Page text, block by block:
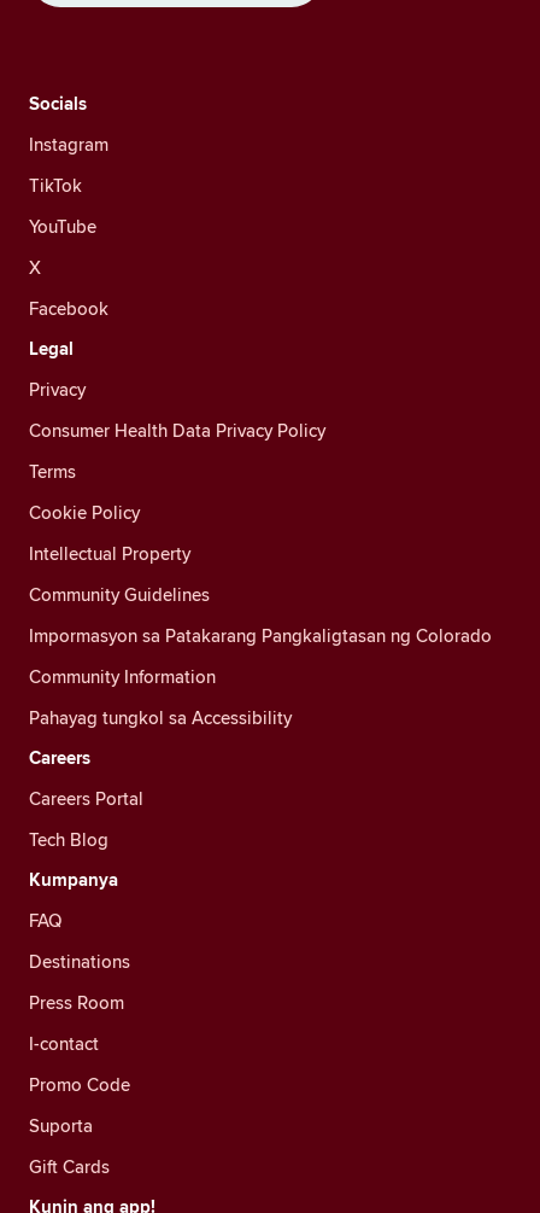
Socials
Instagram
TikTok
YouTube
X
Facebook
Legal
Privacy
Consumer Health Data Privacy Policy
Terms
Cookie Policy
Intellectual Property
Community Guidelines
Impormasyon sa Patakarang Pangkaligtasan ng Colorado
Community Information
Pahayag tungkol sa Accessibility
Careers
Careers Portal
Tech Blog
Kumpanya
FAQ
Destinations
Press Room
I-contact
Promo Code
Suporta
Gift Cards
Kunin ang app!